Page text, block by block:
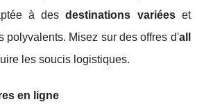
à desdestinations variéeset
polyvalents. Misez sur des offres d'all
les soucis logistiques.
en ligne